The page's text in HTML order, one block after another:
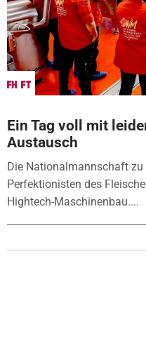
Ein Tag voll mit
Austausch
Die Nationalmannschaft zu
Perfektionisten des
Hightech-Maschinenbau....